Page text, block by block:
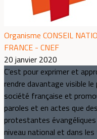
Organisme CONSEIL
FRANCE - CNEF
20 janvier 2020
C’est pour exprimer et
rendre davantage visible
société française et
paroles et en actes que
protestantes évangéliques
niveau national et dans